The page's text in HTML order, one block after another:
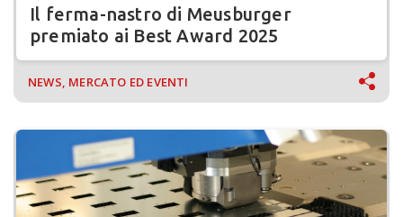
Il ferma-nastro di Meusburger
premiato ai Best Award 2025
NEWS, MERCATO ED EVENTI